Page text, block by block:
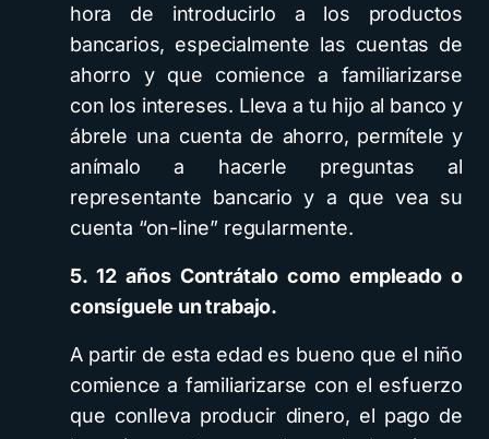
hora de introducirlo a los productos
bancarios, especialmente las cuentas de
ahorro y que comience a familiarizarse
con los intereses. Lleva a tu hijo al banco y
ábrele una cuenta de ahorro, permítele y
anímalo a hacerle preguntas al
representante bancario y a que vea su
cuenta “on-line” regularmente.
5. 12 años Contrátalo como empleado o
consíguele un trabajo.
A partir de esta edad es bueno que el niño
comience a familiarizarse con el esfuerzo
que conlleva producir dinero, el pago de